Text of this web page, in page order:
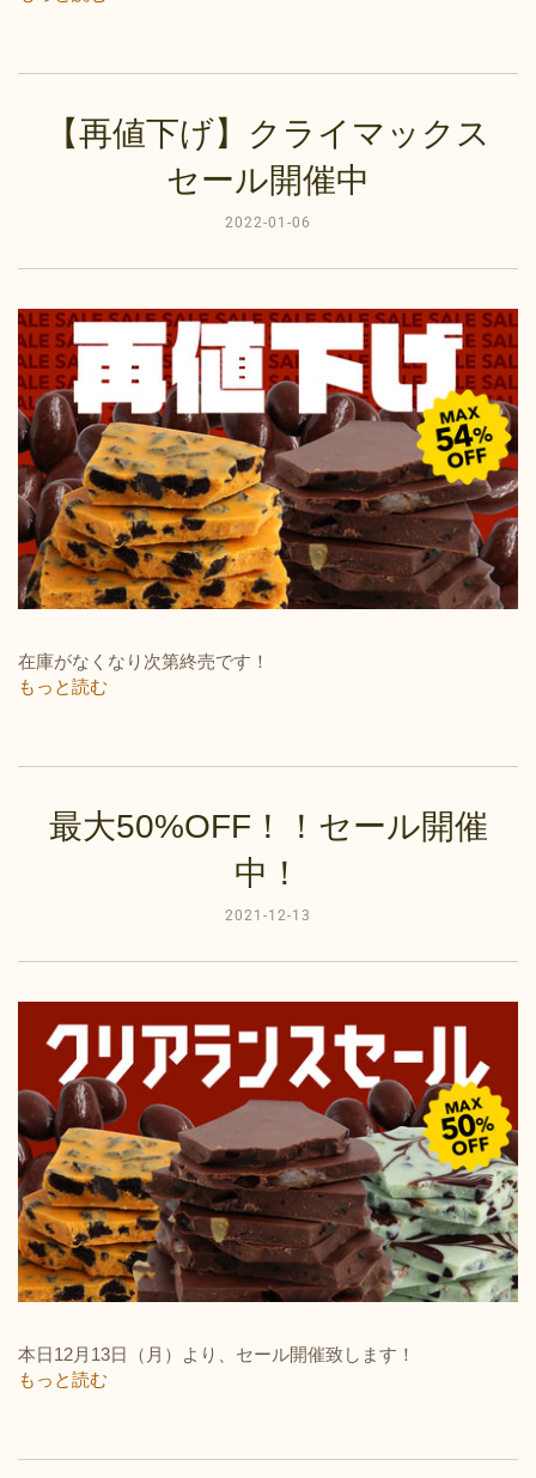
【再値下げ】クライマックス
セール開催中
2022-01-06
在庫がなくなり次第終売です！
もっと読む
最大50%OFF！！セール開催
中！
2021-12-13
本日12月13日（月）より、セール開催致します！
もっと読む